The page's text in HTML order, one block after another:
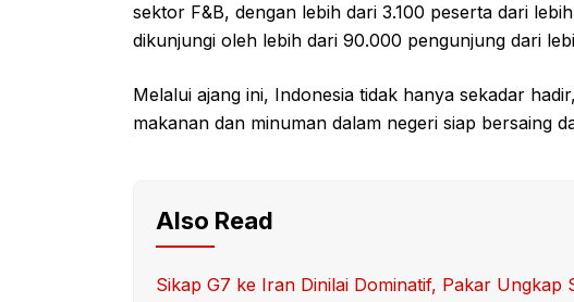
sektor F&B, dengan lebih dari 3.100 peserta dari
dikunjungi oleh lebih dari 90.000 pengunjung dari
Melalui ajang ini, Indonesia tidak hanya sekadar
makanan dan minuman dalam negeri siap bersaing
Also Read
Sikap G7 ke Iran Dinilai Dominatif, Pakar Ungkap